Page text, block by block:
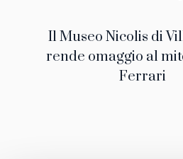
Il Museo Nicolis di
rende omaggio al
Ferrari